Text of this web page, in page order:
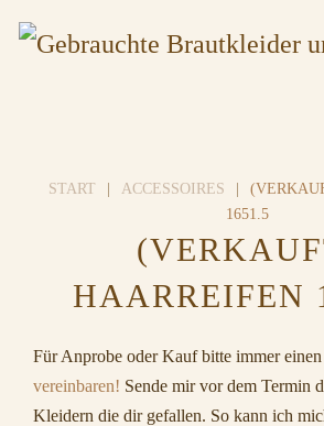
START ACCESSOIRES
1651.5
HAARREIFEN
Für Anprobe oder Kauf bitte immer einen
vereinbaren! Sende mir vor dem Termin
Kleidern die dir gefallen. So kann ich